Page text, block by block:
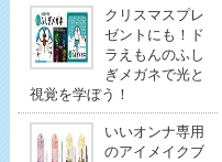
クリスマスプレ
ゼントにも！ド
ラえもんのふし
ぎメガネで光と
視覚を学ぼう！
いいオンナ専用
のアイメイクブ